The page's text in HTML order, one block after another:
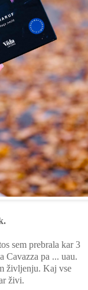
sem prebrala kar 3
Cavazza pa ... uau.
življenju. Kaj vse
živi.